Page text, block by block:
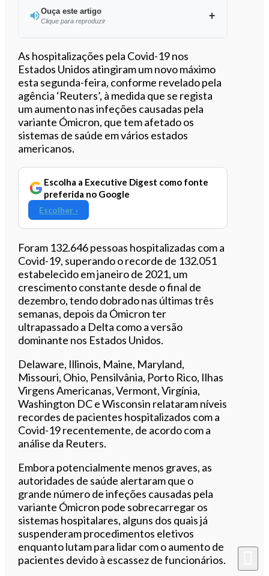
Ouça este artigo
Clique para reproduzir
Ouvir este artigo
As hospitalizações pela Covid-19 nos
Estados Unidos atingiram um novo máximo
esta segunda-feira, conforme revelado pela
agência ‘Reuters’, à medida que se regista
um aumento nas infeções causadas pela
variante Ómicron, que tem afetado os
sistemas de saúde em vários estados
americanos.
Escolha a Executive Digest como fonte
preferida no Google
Escolher ›
Foram 132.646 pessoas hospitalizadas com a
Covid-19, superando o recorde de 132.051
estabelecido em janeiro de 2021, um
crescimento constante desde o final de
dezembro, tendo dobrado nas últimas três
semanas, depois da Ómicron ter
ultrapassado a Delta como a versão
dominante nos Estados Unidos.
Delaware, Illinois, Maine, Maryland,
Missouri, Ohio, Pensilvânia, Porto Rico, Ilhas
Virgens Americanas, Vermont, Virgínia,
Washington DC e Wisconsin relataram níveis
recordes de pacientes hospitalizados com a
Covid-19 recentemente, de acordo com a
análise da Reuters.
Embora potencialmente menos graves, as
autoridades de saúde alertaram que o
grande número de infeções causadas pela
variante Ómicron pode sobrecarregar os
sistemas hospitalares, alguns dos quais já
suspenderam procedimentos eletivos
enquanto lutam para lidar com o aumento de
pacientes devido à escassez de funcionários.